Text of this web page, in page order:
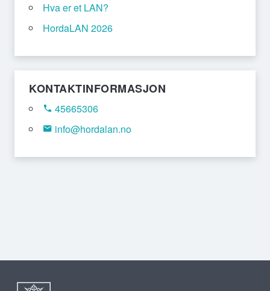
Hva er et LAN?
HordaLAN 2026
KONTAKTINFORMASJON
45665306
info@hordalan.no